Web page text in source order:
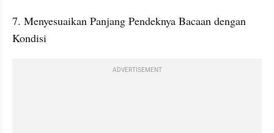
7. Menyesuaikan Panjang Pendeknya Bacaan dengan
Kondisi
ADVERTISEMENT